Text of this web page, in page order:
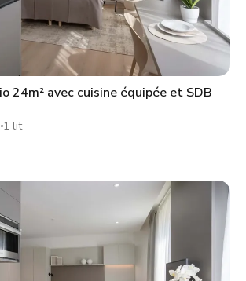
24m² avec cuisine équipée et SDB
1 lit